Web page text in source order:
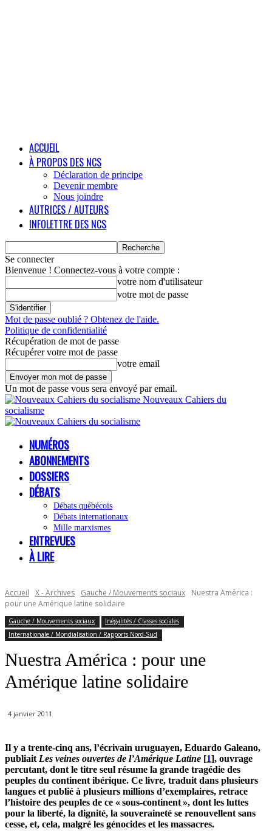
ACCUEIL
À PROPOS DES NCS
Déclaration de principe
Devenir membre
Nous joindre
AUTRICES / AUTEURS
INFOLETTRE DES NCS
Se connecter
Bienvenue ! Connectez-vous à votre compte :
votre nom d'utilisateur
votre mot de passe
Mot de passe oublié ? Obtenez de l'aide.
Politique de confidentialité
Récupération de mot de passe
Récupérer votre mot de passe
votre email
Un mot de passe vous sera envoyé par email.
Nouveaux Cahiers du
socialisme
NUMÉROS
ABONNEMENTS
DOSSIERS
DÉBATS
Débats québécois
Débats internationaux
Mille marxismes
ENTREVUES
À LIRE
Accueil X - Archives Gauche / Mouvements sociaux
Nuestra América :
pour une Amérique latine solidaire
Gauche / Mouvements sociaux
Inégalités / Classes sociales
Internationale / Mondialisation / Rapports Nord-Sud
Nuestra América : pour une
Amérique latine solidaire
4 janvier 2011
Il y a trente-cinq ans, l’écrivain uruguayen, Eduardo Galeano,
publiait Les veines ouvertes de l’Amérique Latine [1], ouvrage
percutant, dont le titre seul résume la grande tragédie des
peuples du continent ibérique. Ce livre, traduit dans plusieurs
langues et publié à plusieurs millions d’exemplaires, retrace
l’histoire des peuples de ce « sous-continent », dont les luttes
pour la liberté, la dignité, la souveraineté se renouvellent sans
cesse, et, cela, malgré les génocides et les massacres.